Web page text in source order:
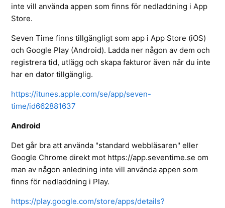
inte vill använda appen som finns för nedladdning i App
Store.
Seven Time finns tillgängligt som app i App Store (iOS)
och Google Play (Android). Ladda ner någon av dem och
registrera tid, utlägg och skapa fakturor även när du inte
har en dator tillgänglig.
https://itunes.apple.com/se/app/seven-
time/id662881637
Android
Det går bra att använda "standard webbläsaren" eller
Google Chrome direkt mot https://app.seventime.se om
man av någon anledning inte vill använda appen som
finns för nedladdning i Play.
https://play.google.com/store/apps/details?